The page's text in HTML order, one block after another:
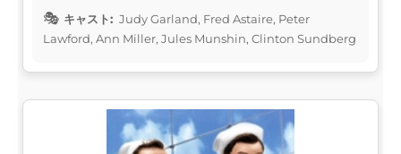
キャスト: Judy Garland, Fred Astaire, Peter
Lawford, Ann Miller, Jules Munshin, Clinton Sundberg